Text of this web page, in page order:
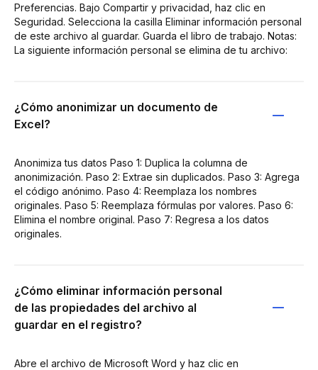
Preferencias. Bajo Compartir y privacidad, haz clic en
Seguridad. Selecciona la casilla Eliminar información personal
de este archivo al guardar. Guarda el libro de trabajo. Notas:
La siguiente información personal se elimina de tu archivo:
¿Cómo anonimizar un documento de
Excel?
Anonimiza tus datos Paso 1: Duplica la columna de
anonimización. Paso 2: Extrae sin duplicados. Paso 3: Agrega
el código anónimo. Paso 4: Reemplaza los nombres
originales. Paso 5: Reemplaza fórmulas por valores. Paso 6:
Elimina el nombre original. Paso 7: Regresa a los datos
originales.
¿Cómo eliminar información personal
de las propiedades del archivo al
guardar en el registro?
Abre el archivo de Microsoft Word y haz clic en